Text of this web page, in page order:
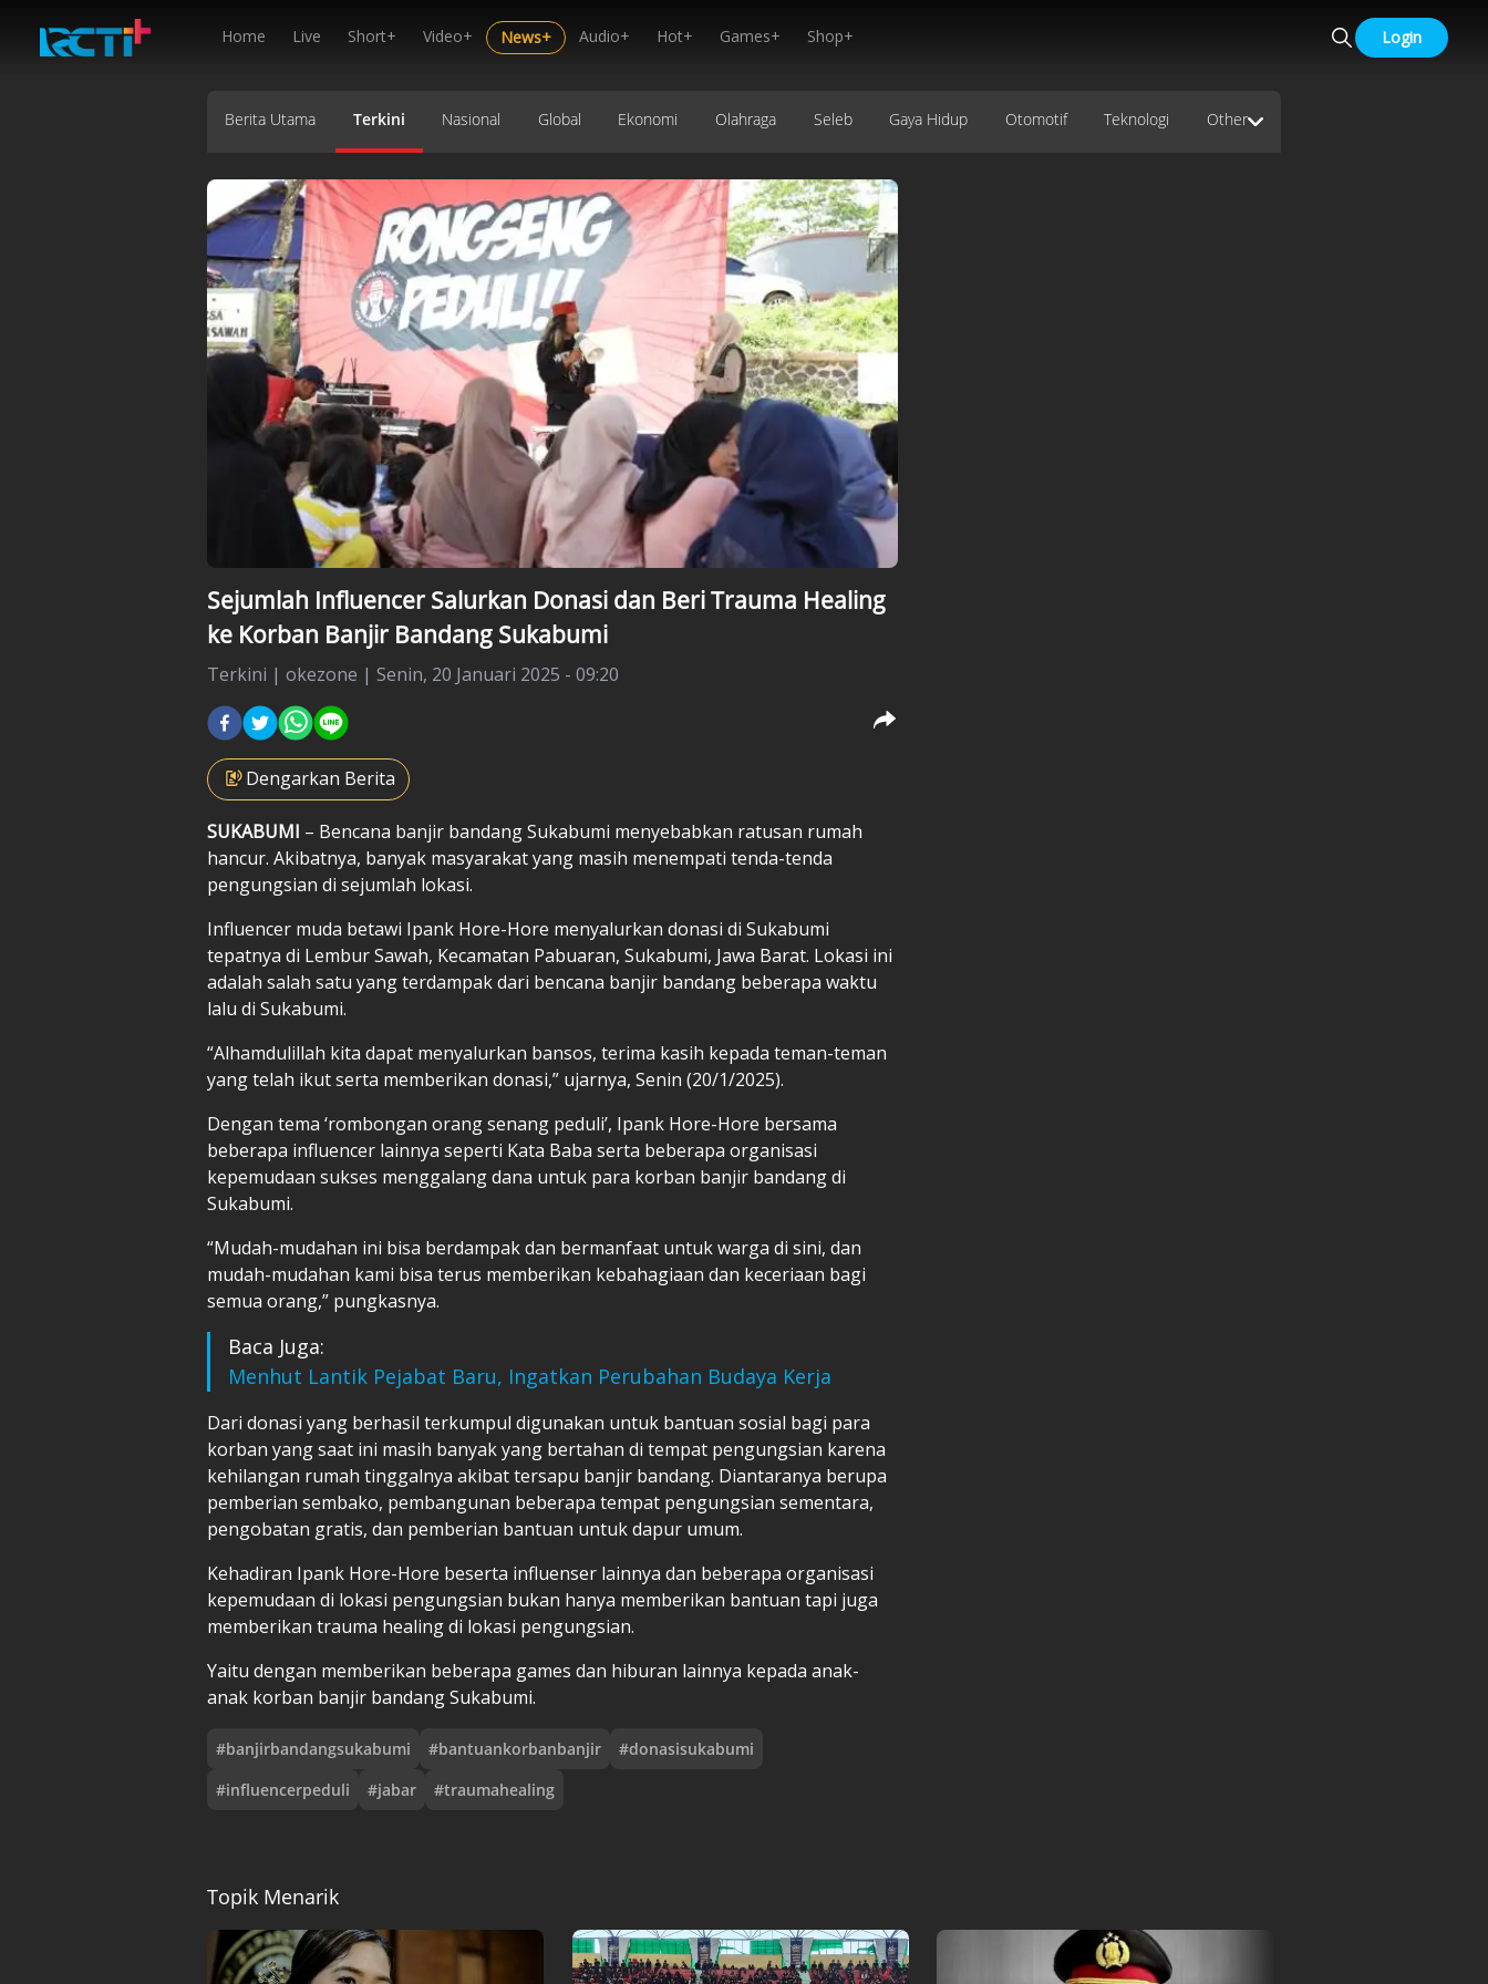
Home Live Short+ Video+ News+ Audio+ Hot+ Games+ Shop+ Login
Berita Utama Terkini Nasional Global Ekonomi Olahraga Seleb Gaya Hidup Otomotif Teknologi Other
Sejumlah Influencer Salurkan Donasi dan Beri Trauma Healing
ke Korban Banjir Bandang Sukabumi
Terkini | okezone | Senin, 20 Januari 2025 - 09:20
Dengarkan Berita
SUKABUMI – Bencana banjir bandangSukabumi menyebabkan ratusan rumah
hancur. Akibatnya, banyak masyarakat yang masih menempati tenda-tenda
pengungsian di sejumlah lokasi.
Influencer muda betawi Ipank Hore-Hore menyalurkan donasi di Sukabumi
tepatnya di Lembur Sawah, Kecamatan Pabuaran, Sukabumi, Jawa Barat. Lokasi ini
adalah salah satu yang terdampak dari bencana banjir bandang beberapa waktu
lalu di Sukabumi.
“Alhamdulillah kita dapat menyalurkan bansos, terima kasih kepada teman-teman
yang telah ikut serta memberikan donasi,” ujarnya, Senin (20/1/2025).
Dengan tema ‘rombongan orang senang peduli’, Ipank Hore-Hore bersama
beberapa influencer lainnya seperti Kata Baba serta beberapa organisasi
kepemudaan sukses menggalang dana untuk para korban banjir bandang di
Sukabumi.
“Mudah-mudahan ini bisa berdampak dan bermanfaat untuk warga di sini, dan
mudah-mudahan kami bisa terus memberikan kebahagiaan dan keceriaan bagi
semua orang,” pungkasnya.
Baca Juga:
Menhut Lantik Pejabat Baru, Ingatkan Perubahan Budaya Kerja
Dari donasi yang berhasil terkumpul digunakan untuk bantuan sosial bagi para
korban yang saat ini masih banyak yang bertahan di tempat pengungsian karena
kehilangan rumah tinggalnya akibat tersapu banjir bandang. Diantaranya berupa
pemberian sembako, pembangunan beberapa tempat pengungsian sementara,
pengobatan gratis, dan pemberian bantuan untuk dapur umum.
Kehadiran Ipank Hore-Hore beserta influenser lainnya dan beberapa organisasi
kepemudaan di lokasi pengungsian bukan hanya memberikan bantuan tapi juga
memberikan trauma healing di lokasi pengungsian.
Yaitu dengan memberikan beberapa games dan hiburan lainnya kepada anak-
anak korban banjir bandang Sukabumi.
#banjirbandangsukabumi #bantuankorbanbanjir #donasisukabumi
#influencerpeduli #jabar #traumahealing
Topik Menarik